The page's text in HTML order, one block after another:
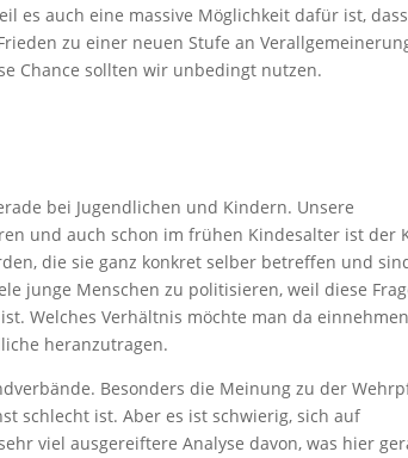
es auch eine massive Möglichkeit dafür ist,
zu einer neuen Stufe an
Chance sollten wir unbedingt nutzen.
bei Jugendlichen und Kindern. Unsere
und auch schon im frühen Kindesalter ist der
die sie ganz konkret selber betreffen und
junge Menschen zu politisieren, weil diese
Welches Verhältnis möchte man da
heranzutragen.
Besonders die Meinung zu der
schlecht ist. Aber es ist schwierig, sich auf
viel ausgereiftere Analyse davon, was hier